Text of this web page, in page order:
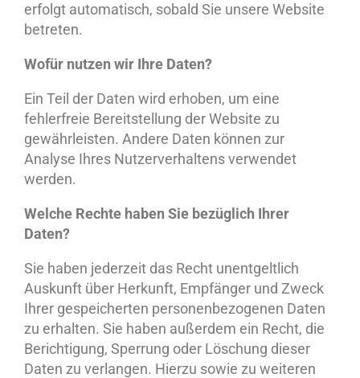
erfolgt automatisch, sobald Sie unsere Website
betreten.
Wofür nutzen wir Ihre Daten?
Ein Teil der Daten wird erhoben, um eine
fehlerfreie Bereitstellung der Website zu
gewährleisten. Andere Daten können zur
Analyse Ihres Nutzerverhaltens verwendet
werden.
Welche Rechte haben Sie bezüglich Ihrer
Daten?
Sie haben jederzeit das Recht unentgeltlich
Auskunft über Herkunft, Empfänger und Zweck
Ihrer gespeicherten personenbezogenen Daten
zu erhalten. Sie haben außerdem ein Recht, die
Berichtigung, Sperrung oder Löschung dieser
Daten zu verlangen. Hierzu sowie zu weiteren